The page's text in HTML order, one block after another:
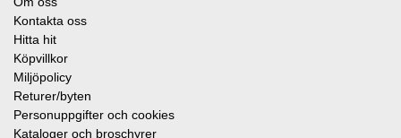
Kontakta oss
Hitta hit
Köpvillkor
Miljöpolicy
Returer/byten
Personuppgifter och cookies
Kataloger och broschyrer